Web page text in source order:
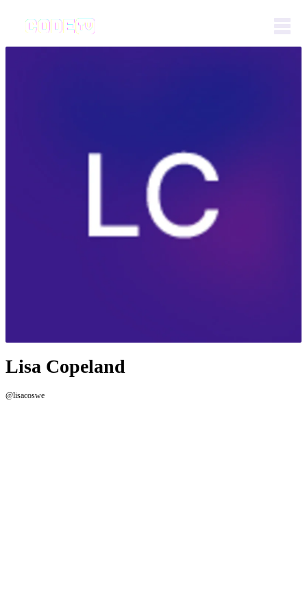
Lisa Copeland
@lisacoswe